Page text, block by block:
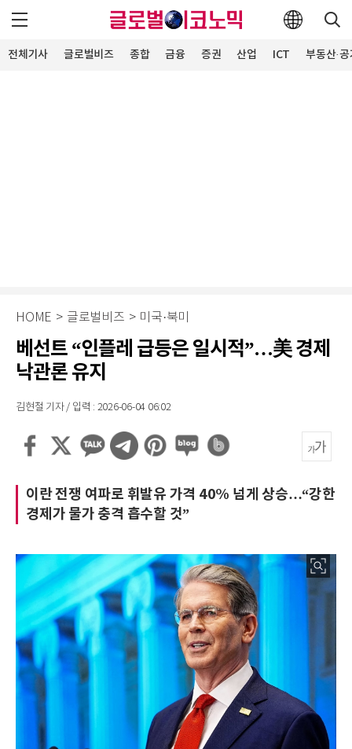
전체기사 글로벌비즈 종합 금융 증권 산업 ICT 부동산·
HOME > 글로벌비즈 > 미국·북미
베선트 “인플레 급등은 일시적”…美 경제
낙관론 유지
김현철 기자 / 입력 : 2026-06-04 06:02
이란 전쟁 여파로 휘발유 가격 40% 넘게 상승…“강한
경제가 물가 충격 흡수할 것”